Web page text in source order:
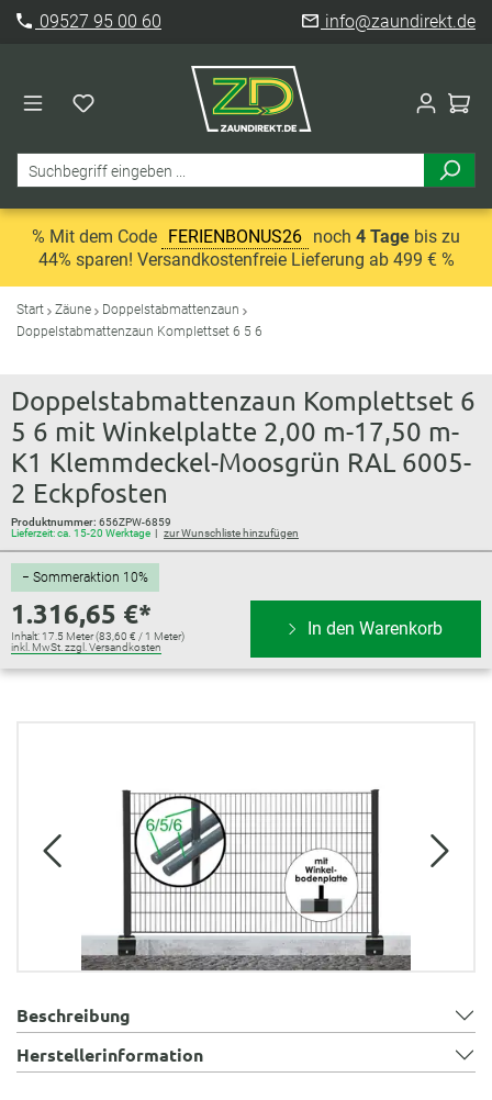
09527 95 00 60 info@zaundirekt.de
% Mit dem Code FERIENBONUS26 noch 4 Tage bis zu
44% sparen! Versandkostenfreie Lieferung ab 499 € %
Start Zäune
Doppelstabmattenzaun
Doppelstabmattenzaun Komplettset 6 5 6
Doppelstabmattenzaun Komplettset 6
5 6 mit Winkelplatte 2,00 m-17,50 m-
K1 Klemmdeckel-Moosgrün RAL 6005-
2 Eckpfosten
Produktnummer: 656ZPW-6859
Lieferzeit: ca. 15-20 Werktage
zur Wunschliste hinzufügen
− Sommeraktion 10%
1.316,65 €*
Inhalt: 17.5 Meter(83,60 € / 1 Meter)
inkl. MwSt. zzgl. Versandkosten
In den Warenkorb
Beschreibung
Herstellerinformation